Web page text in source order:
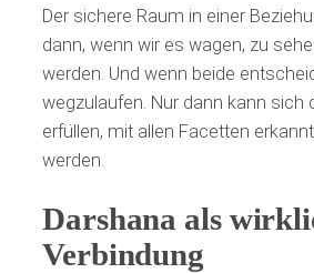
Der sichere Raum in einer
dann, wenn wir es wagen, zu
werden. Und wenn beide
wegzulaufen. Nur dann kann sich
erfüllen, mit allen Facetten
werden.
Darshana als
Verbindung